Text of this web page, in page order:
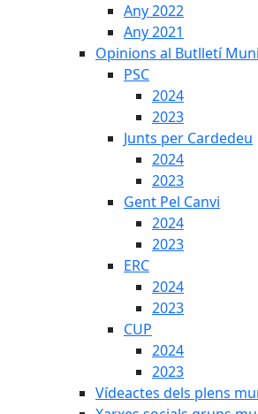
Any 2022
Any 2021
Opinions al Butlletí
PSC
2024
2023
Junts per Cardedeu
2024
2023
Gent Pel Canvi
2024
2023
ERC
2024
2023
CUP
2024
2023
Vídeactes dels plens